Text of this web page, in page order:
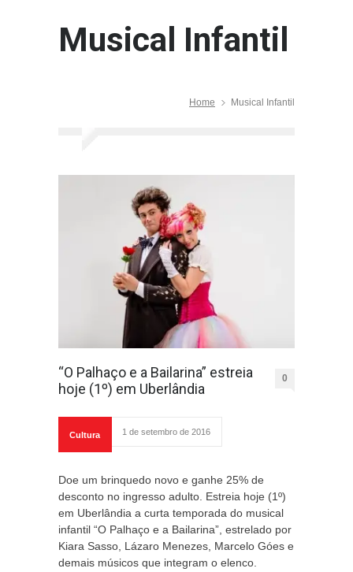
Musical Infantil
Home Musical Infantil
“O Palhaço e a Bailarina” estreia
hoje (1º) em Uberlândia
0
Cultura 1 de setembro de 2016
Doe um brinquedo novo e ganhe 25% de
desconto no ingresso adulto. Estreia hoje (1º)
em Uberlândia a curta temporada do musical
infantil “O Palhaço e a Bailarina”, estrelado por
Kiara Sasso, Lázaro Menezes, Marcelo Góes e
demais músicos que integram o elenco.